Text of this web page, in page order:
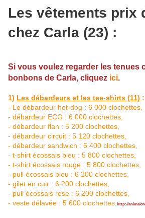
Les vêtements prix
chez Carla (23) :
Si vous voulez regarder les tenues
bonbons de Carla, cliquez ici.
1) Les débardeurs et les tee-shirts (11) :
- Le débardeur hot-dog : 6 000 clochettes,
- débardeur ECG : 6 000 clochettes,
- débardeur flan : 5 200 clochettes,
- débardeur circuit : 5 120 clochettes,
- débardeur sandwich : 6 400 clochettes,
- t-shirt écossais bleu : 5 800 clochettes,
- t-shirt écossais rouge : 5 800 clochettes,
- pull écossais bleu : 6 200 clochettes,
- gilet en cuir : 6 200 clochettes,
- pull écossais rose : 6 200 clochettes,
- veste délavée : 5 600 clochettes, http://